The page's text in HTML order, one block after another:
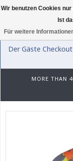
Der Gäste
MORE THAN
Wir benutzen Cookies
Ist
Für weitere